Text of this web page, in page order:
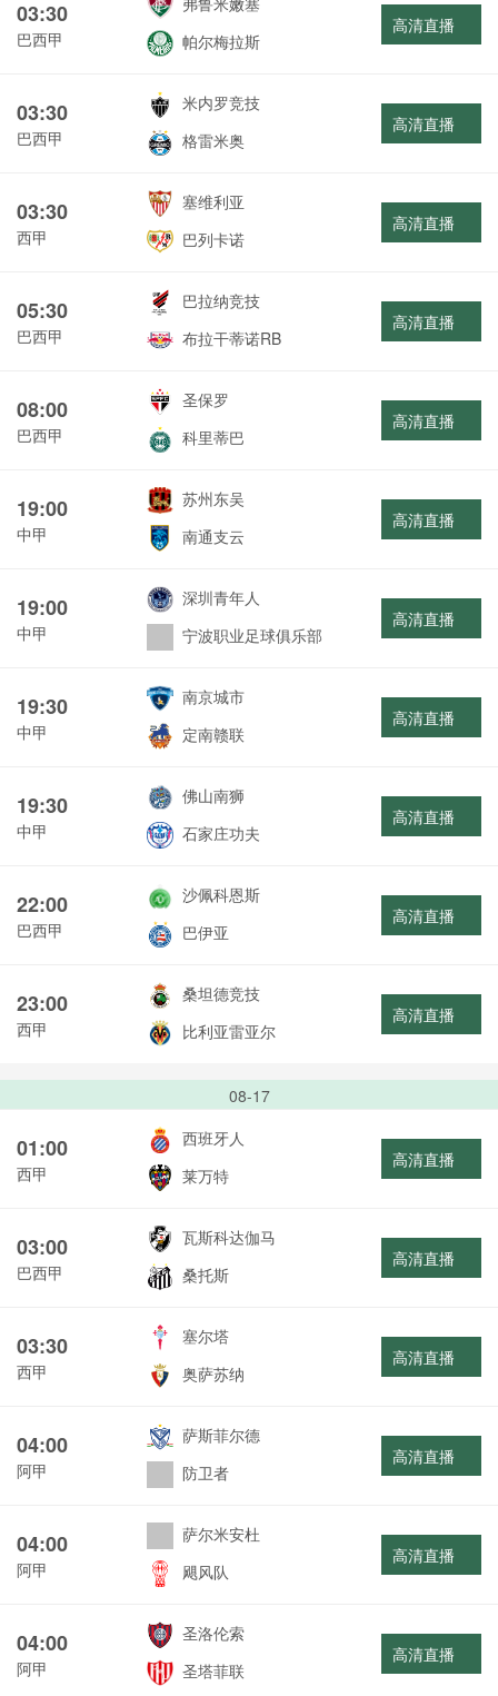
03:30
巴西甲
帕尔梅拉斯
高清直播
03:30
巴西甲
米内罗竞技
格雷米奥
高清直播
03:30
西甲
塞维利亚
巴列卡诺
高清直播
05:30
巴西甲
巴拉纳竞技
布拉干蒂诺RB
高清直播
08:00
巴西甲
圣保罗
科里蒂巴
高清直播
19:00
中甲
苏州东吴
南通支云
高清直播
19:00
中甲
深圳青年人
宁波职业足球俱乐部
高清直播
19:30
中甲
南京城市
定南赣联
高清直播
19:30
中甲
佛山南狮
石家庄功夫
高清直播
22:00
巴西甲
沙佩科恩斯
巴伊亚
高清直播
23:00
西甲
桑坦德竞技
比利亚雷亚尔
高清直播
08-17
01:00
西甲
西班牙人
莱万特
高清直播
03:00
巴西甲
瓦斯科达伽马
桑托斯
高清直播
03:30
西甲
塞尔塔
奥萨苏纳
高清直播
04:00
阿甲
萨斯菲尔德
防卫者
高清直播
04:00
阿甲
萨尔米安杜
飓风队
高清直播
04:00
阿甲
圣洛伦索
圣塔菲联
高清直播